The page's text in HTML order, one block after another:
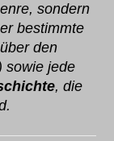
sondern
bestimmte
den
sowie jede
, die